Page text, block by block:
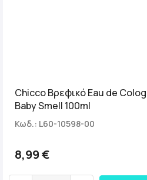
Chicco Βρεφικό Eau de
Baby Smell 100ml
Κωδ.: L60-10598-00
8,99 €